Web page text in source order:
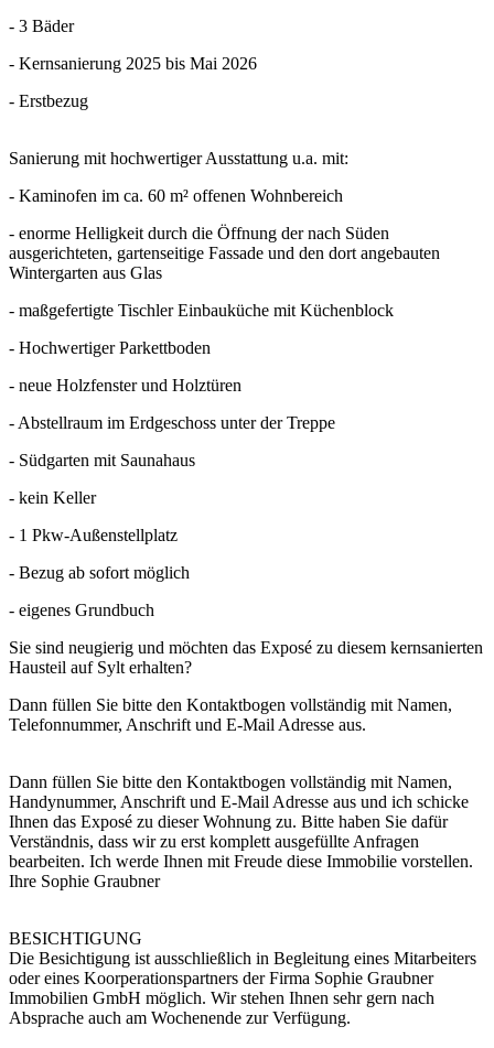
- 3 Bäder
- Kernsanierung 2025 bis Mai 2026
- Erstbezug
Sanierung mit hochwertiger Ausstattung u.a. mit:
- Kaminofen im ca. 60 m² offenen Wohnbereich
- enorme Helligkeit durch die Öffnung der nach Süden
ausgerichteten, gartenseitige Fassade und den dort angebauten
Wintergarten aus Glas
- maßgefertigte Tischler Einbauküche mit Küchenblock
- Hochwertiger Parkettboden
- neue Holzfenster und Holztüren
- Abstellraum im Erdgeschoss unter der Treppe
- Südgarten mit Saunahaus
- kein Keller
- 1 Pkw-Außenstellplatz
- Bezug ab sofort möglich
- eigenes Grundbuch
Sie sind neugierig und möchten das Exposé zu diesem kernsanierten
Hausteil auf Sylt erhalten?
Dann füllen Sie bitte den Kontaktbogen vollständig mit Namen,
Telefonnummer, Anschrift und E-Mail Adresse aus.
Dann füllen Sie bitte den Kontaktbogen vollständig mit Namen,
Handynummer, Anschrift und E-Mail Adresse aus und ich schicke
Ihnen das Exposé zu dieser Wohnung zu. Bitte haben Sie dafür
Verständnis, dass wir zu erst komplett ausgefüllte Anfragen
bearbeiten. Ich werde Ihnen mit Freude diese Immobilie vorstellen.
Ihre Sophie Graubner
BESICHTIGUNG
Die Besichtigung ist ausschließlich in Begleitung eines Mitarbeiters
oder eines Koorperationspartners der Firma Sophie Graubner
Immobilien GmbH möglich. Wir stehen Ihnen sehr gern nach
Absprache auch am Wochenende zur Verfügung.